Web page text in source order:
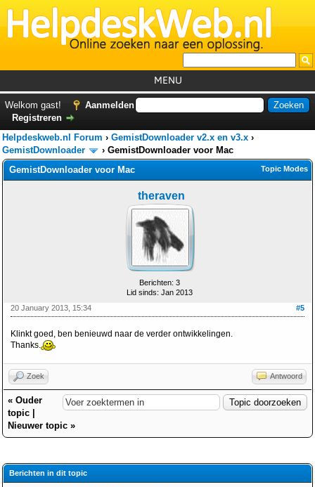
MENU
Foutcodes
GemistDownloader
Forum
Welkom gast!
Aanmelden
Registreren
Helpdeskweb.nl Forum › GemistDownloader v2.x en v3.x ›
GemistDownloader
› GemistDownloader voor Mac
Topic Modes
GemistDownloader voor Mac
theraven
Berichten: 3
Lid sinds: Jan 2013
#5
20 January 2013, 15:34
Klinkt goed, ben benieuwd naar de verder ontwikkelingen.
Thanks.
Zoek Antwoord
« Ouder
topic
Nieuwer topic »
Berichten in dit topic